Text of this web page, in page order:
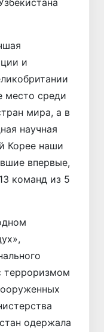
и
место среди
мира, а в
научная
Корее наши
впервые,
команд из 5
терроризмом
одержала